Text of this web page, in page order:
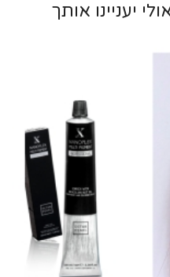
יעניינו אותך